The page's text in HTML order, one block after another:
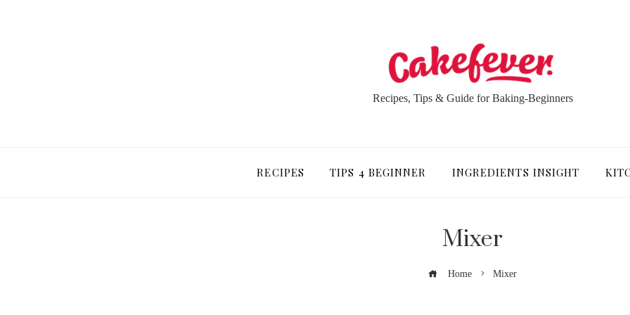
Recipes, Tips & Guide for Baking-Beginners
RECIPES TIPS 4 BEGINNER INGREDIENTS INSIGHT
Mixer
Home Mixer